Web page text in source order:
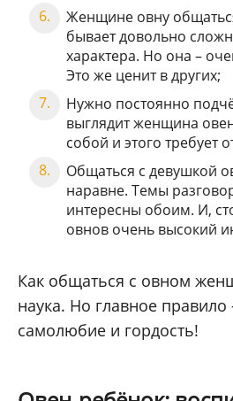
Женщине овну
бывает довольно
характера. Но она –
Это же ценит в других;
Нужно постоянно
выглядит женщина
собой и этого требует
Общаться с девушкой
наравне. Темы
интересны обоим. И,
овнов очень высокий
Как общаться с овном
наука. Но главное
самолюбие и гордость!